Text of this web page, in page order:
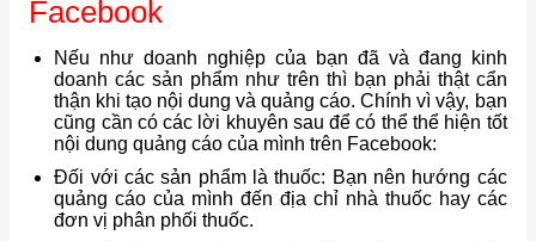
Facebook
Nếu như doanh nghiệp của bạn đã và đang kinh
doanh các sản phẩm như trên thì bạn phải thật cẩn
thận khi tạo nội dung và quảng cáo. Chính vì vậy, bạn
cũng cần có các lời khuyên sau để có thể thể hiện tốt
nội dung quảng cáo của mình trên Facebook:
Đối với các sản phẩm là thuốc: Bạn nên hướng các
quảng cáo của mình đến địa chỉ nhà thuốc hay các
đơn vị phân phối thuốc.